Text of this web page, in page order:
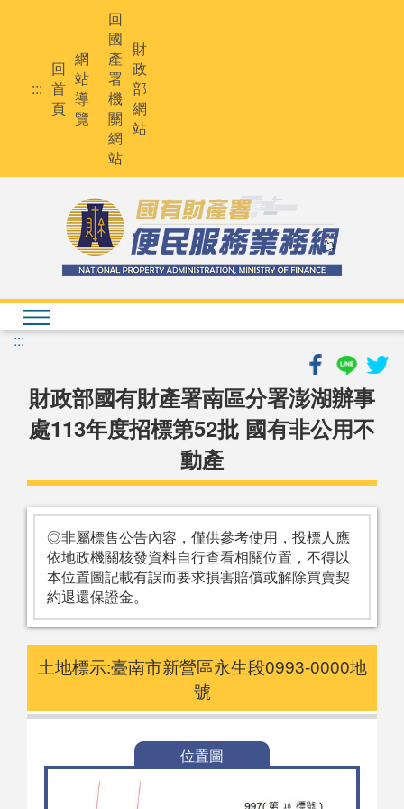
:::
回
首
頁
網
站
導
覽
回
國
產
署
機
關
網
站
財
政
部
網
站
:::
財政部國有財產署南區分署澎湖辦事
處113年度招標第52批 國有非公用不
動產
◎非屬標售公告內容，僅供參考使用，投標人應
依地政機關核發資料自行查看相關位置，不得以
本位置圖記載有誤而要求損害賠償或解除買賣契
約退還保證金。
土地標示:臺南市新營區永生段0993-0000地
號
位置圖